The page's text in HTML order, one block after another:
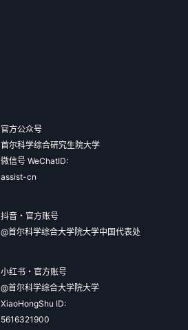
官方公众号
首尔科学综合研究生院大学
微信号 WeChatID:
assist-cn
抖音・官方账号
@首尔科学综合大学院大学中国代表处
小红书・官方账号
@首尔科学综合大学院大学
XiaoHongShu ID:
5616321900